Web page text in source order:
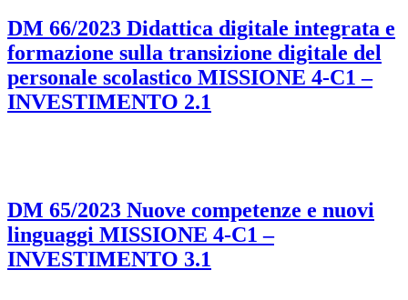
DM 66/2023 Didattica digitale integrata e
formazione sulla transizione digitale del
personale scolastico MISSIONE 4-C1 –
INVESTIMENTO 2.1
DM 65/2023 Nuove competenze e nuovi
linguaggi MISSIONE 4-C1 –
INVESTIMENTO 3.1